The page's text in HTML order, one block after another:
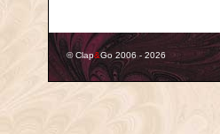
© Clap&Go 2006 - 2026